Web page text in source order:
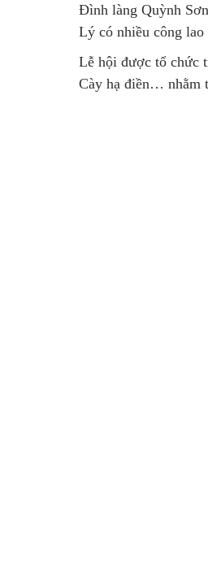
Đình làng Quỳnh
Lý có nhiều công lao
Lễ hội được tổ chức
Cày hạ điền… nhằm